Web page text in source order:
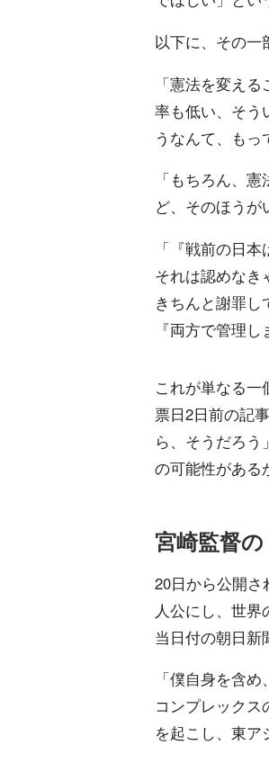
以下に、その一
「憲法を変え
率も低い、そう
うなんて、もっ
「もちろん、
ど、そのほうが
「『戦前の日
それは認めなき
きちんと謝罪
『両方で管理
これが単なる
票日2日前の記
ら、そうだろ
の可能性がある
宮崎監督
20日から公開
人公にし、世
当日付の朝日新
「僕自身を含
コンプレック
を起こし、東ア